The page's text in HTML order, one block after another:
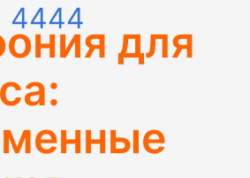
4444
для